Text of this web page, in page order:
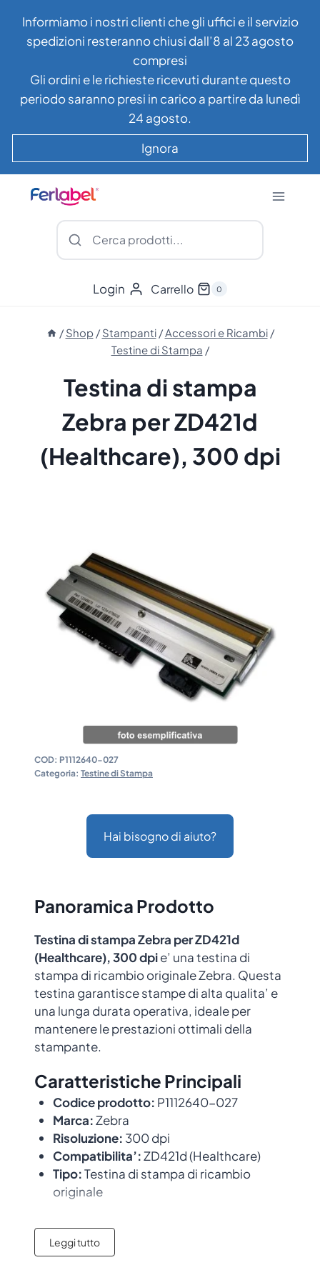
contenuto
Informiamo i nostri clienti che gli uffici e il servizio
spedizioni resteranno chiusi dall’8 al 23 agosto
compresi
Gli ordini e le richieste ricevuti durante questo
periodo saranno presi in carico a partire da lunedì
24 agosto.
Ignora
Login Carrello 0
/ Shop / Stampanti /Accessori e Ricambi /
Testine di Stampa /
Testina di stampa
Zebra per ZD421d
(Healthcare), 300 dpi
COD: P1112640-027
Categoria: Testine di Stampa
Hai bisogno di aiuto?
Panoramica Prodotto
Testina di stampa Zebra per ZD421d
(Healthcare), 300 dpie’ una testina di
stampa di ricambio originale Zebra. Questa
testina garantisce stampe di alta qualita’ e
una lunga durata operativa, ideale per
mantenere le prestazioni ottimali della
stampante.
Caratteristiche Principali
Codice prodotto: P1112640-027
Marca:Zebra
Risoluzione: 300 dpi
Compatibilita’:ZD421d (Healthcare)
Tipo:Testina di stampa di ricambio
originale
Compatibilita’
Leggi tutto